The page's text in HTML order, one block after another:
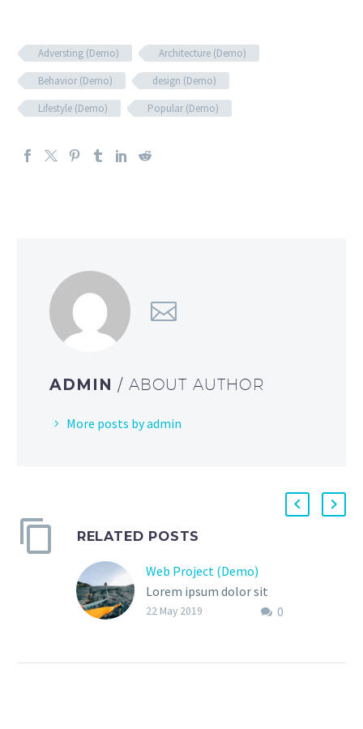
Adversting (Demo)
Architecture (Demo)
Behavior (Demo)
design (Demo)
Lifestyle (Demo)
Popular (Demo)
ADMIN / ABOUT AUTHOR
More posts by admin
RELATED POSTS
Web Project (Demo)
Lorem ipsum dolor sit
amet, consectetur
0
22 May 2019